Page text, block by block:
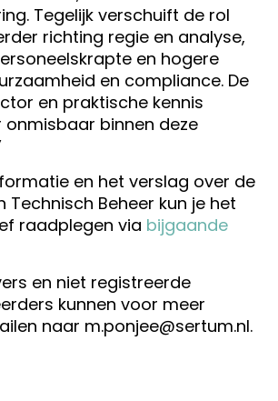
Tegelijk verschuift de rol
richting regie en analyse,
en hogere
en compliance. De
en praktische kennis
onmisbaar binnen deze
en het verslag over de
Technisch Beheer kun je het
raadplegen via bijgaande
en niet registreerde
kunnen voor meer
naar m.ponjee@sertum.nl.